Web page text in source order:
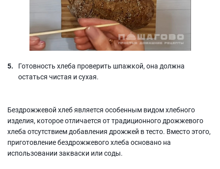
Готовность хлеба проверить шпажкой, она должна
остаться чистая и сухая.
Бездрожжевой хлеб является особенным видом хлебного
изделия, которое отличается от традиционного дрожжевого
хлеба отсутствием добавления дрожжей в тесто. Вместо этого,
приготовление бездрожжевого хлеба основано на
использовании закваски или соды.